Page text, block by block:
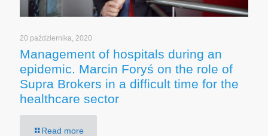
20 października, 2020
Management of hospitals during an
epidemic. Marcin Foryś on the role of
Supra Brokers in a difficult time for the
healthcare sector
Read more